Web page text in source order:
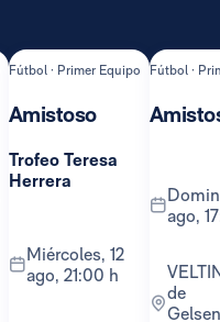
Fútbol · Primer Equipo
Amistoso
Trofeo Teresa
Herrera
miércoles, 12
ago, 21:00 h
Fútbol ·
domingo, 16
ago,
VELTINS-Arena
de